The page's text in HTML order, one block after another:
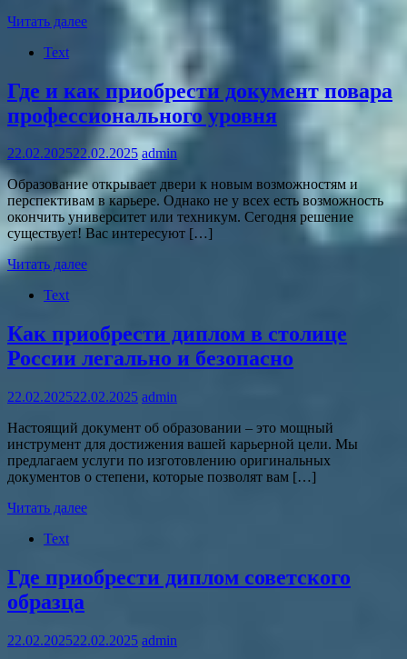
Читать далее
Text
Где и как приобрести документ повара
профессионального уровня
22.02.202522.02.2025 admin
Образование открывает двери к новым возможностям и
перспективам в карьере. Однако не у всех есть возможность
окончить университет или техникум. Сегодня решение
существует! Вас интересуют […]
Читать далее
Text
Как приобрести диплом в столице
России легально и безопасно
22.02.202522.02.2025 admin
Настоящий документ об образовании – это мощный
инструмент для достижения вашей карьерной цели. Мы
предлагаем услуги по изготовлению оригинальных
документов о степени, которые позволят вам […]
Читать далее
Text
Где приобрести диплом советского
образца
22.02.202522.02.2025 admin